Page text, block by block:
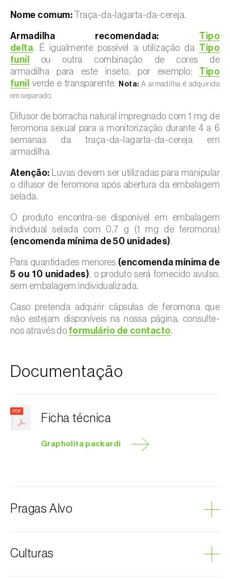
Nome comum:Traça-da-lagarta-da-cereja.
Armadilha recomendada:
Tipo
delta. É igualmente possível a utilização da Tipo
funil
ou outra combinação de cores de
armadilha para este inseto, por exemplo: Tipo
funil
verde e transparente. Nota: A armadilha é adquirida
em separado.
Difusor de borracha natural impregnado com 1 mg de
feromona sexual para a monitorização durante 4 a 6
semanas da traça-da-lagarta-da-cereja em
armadilha.
Atenção: Luvas devem ser utilizadas para manipular
o difusor de feromona após abertura da embalagem
selada.
O produto encontra-se disponível em embalagem
individual selada com 0,7 g (1 mg de feromona)
(encomenda mínima de 50 unidades).
Para quantidades menores (encomenda mínima de
5 ou 10 unidades), o produto será fornecido avulso,
sem embalagem individualizada.
Caso pretenda adquirir cápsulas de feromona que
não estejam disponíveis na nossa página, consulte-
nos através do formulário de contacto.
Documentação
Ficha técnica
Grapholita packardi
Pragas Alvo
Culturas